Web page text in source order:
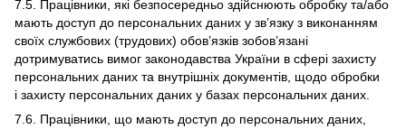
7.5. Працівники, які безпосередньо здійснюють обробку та/або
мають доступ до персональних даних у зв’язку з виконанням
своїх службових (трудових) обов’язків зобов’язані
дотримуватись вимог законодавства України в сфері захисту
персональних даних та внутрішніх документів, щодо обробки
і захисту персональних даних у базах персональних даних.
7.6. Працівники, що мають доступ до персональних даних,